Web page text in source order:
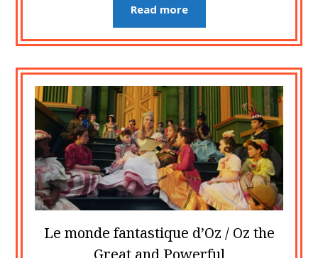
Read more
Le monde fantastique d’Oz / Oz the